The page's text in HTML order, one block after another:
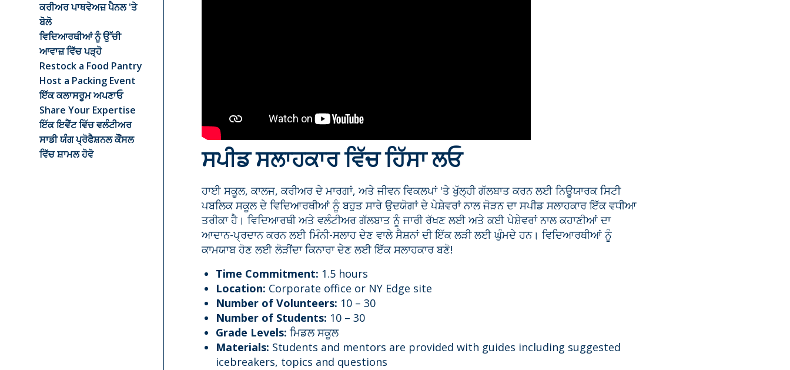
ਕਰੀਅਰ ਪਾਥਵੇਅਜ਼ ਪੈਨਲ 'ਤੇ
ਬੋਲੋ
ਵਿਦਿਆਰਥੀਆਂ ਨੂੰ ਉੱਚੀ
ਆਵਾਜ਼ ਵਿੱਚ ਪੜ੍ਹੋ
Restock a Food Pantry
Host a Packing Event
ਇੱਕ ਕਲਾਸਰੂਮ ਅਪਣਾਓ
Share Your Expertise
ਇੱਕ ਇਵੈਂਟ ਵਿੱਚ ਵਲੰਟੀਅਰ
ਸਾਡੀ ਯੰਗ ਪ੍ਰੋਫੈਸ਼ਨਲ ਕੌਂਸਲ
ਵਿੱਚ ਸ਼ਾਮਲ ਹੋਵੋ
ਸਪੀਡ ਸਲਾਹਕਾਰ ਵਿੱਚ ਹਿੱਸਾ ਲਓ
ਹਾਈ ਸਕੂਲ, ਕਾਲਜ, ਕਰੀਅਰ ਦੇ ਮਾਰਗਾਂ, ਅਤੇ ਜੀਵਨ ਵਿਕਲਪਾਂ 'ਤੇ ਖੁੱਲ੍ਹੀ ਗੱਲਬਾਤ ਕਰਨ ਲਈ ਨਿਊਯਾਰਕ ਸਿਟੀ
ਪਬਲਿਕ ਸਕੂਲ ਦੇ ਵਿਦਿਆਰਥੀਆਂ ਨੂੰ ਬਹੁਤ ਸਾਰੇ ਉਦਯੋਗਾਂ ਦੇ ਪੇਸ਼ੇਵਰਾਂ ਨਾਲ ਜੋੜਨ ਦਾ ਸਪੀਡ ਸਲਾਹਕਾਰ ਇੱਕ ਵਧੀਆ
ਤਰੀਕਾ ਹੈ। ਵਿਦਿਆਰਥੀ ਅਤੇ ਵਲੰਟੀਅਰ ਗੱਲਬਾਤ ਨੂੰ ਜਾਰੀ ਰੱਖਣ ਲਈ ਅਤੇ ਕਈ ਪੇਸ਼ੇਵਰਾਂ ਨਾਲ ਕਹਾਣੀਆਂ ਦਾ
ਆਦਾਨ-ਪ੍ਰਦਾਨ ਕਰਨ ਲਈ ਮਿੰਨੀ-ਸਲਾਹ ਦੇਣ ਵਾਲੇ ਸੈਸ਼ਨਾਂ ਦੀ ਇੱਕ ਲੜੀ ਲਈ ਘੁੰਮਦੇ ਹਨ। ਵਿਦਿਆਰਥੀਆਂ ਨੂੰ
ਕਾਮਯਾਬ ਹੋਣ ਲਈ ਲੋੜੀਂਦਾ ਕਿਨਾਰਾ ਦੇਣ ਲਈ ਇੱਕ ਸਲਾਹਕਾਰ ਬਣੋ!
Time Commitment: 1.5 hours
Location: Corporate office or NY Edge site
Number of Volunteers: 10 – 30
Number of Students: 10 – 30
Grade Levels: ਮਿਡਲ ਸਕੂਲ
Materials: Students and mentors are provided with guides including suggested
icebreakers, topics and questions